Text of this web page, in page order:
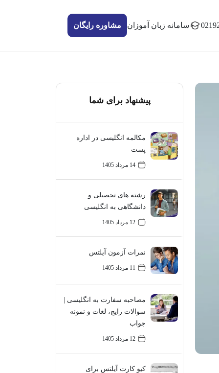
سامانه زبان آموزان مشاوره رایگان
پیشنهاد برای شما
مکالمه انگلیسی در اداره
پست
14 مرداد 1405
رشته های تحصیلی و
دانشگاهی به انگلیسی
12 مرداد 1405
نمرات آزمون آیلتس
11 مرداد 1405
مصاحبه سفارت به انگلیسی |
سوالات رایج، لغات و نمونه
جواب
12 مرداد 1405
کیو کارت آیلتس برای